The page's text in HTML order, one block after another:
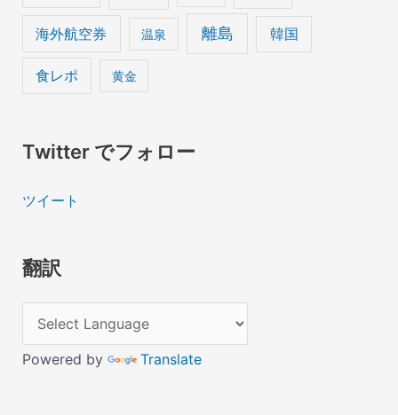
海外航空券 温泉 離島 韓国
食レポ 黄金
Twitter でフォロー
ツイート
翻訳
Powered by Translate